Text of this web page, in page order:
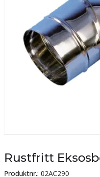
Rustfritt
Produktnr.: 02AC290